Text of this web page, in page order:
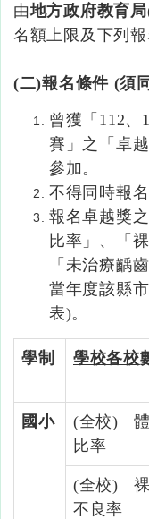
由地方政府教育局
名額上限及下列報
(二)報名條件(須
曾獲「112、
賽」之「卓
參加。
不得同時報名
報名卓越獎
比率」、「
「未治療齲
當年度該縣
表)。
學制 學校各校
國小
(全校) 體
比率
(全校) 裸
不良率